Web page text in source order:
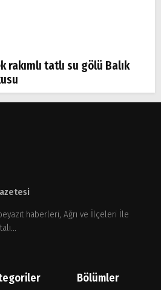
rakımlı tatlı su gölü Balık
haberleri, Ağrı ve İlçeleri İle
Bölümler